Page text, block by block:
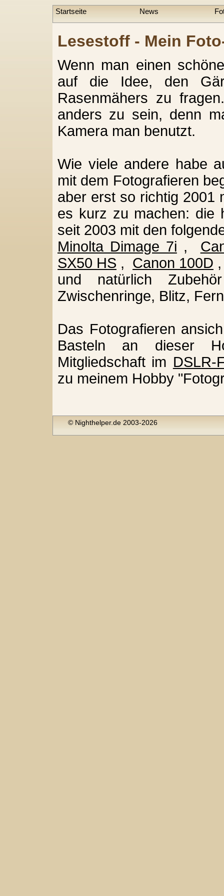
Startseite News
Lesestoff - Mein
Wenn man einen
auf die Idee, den
Rasenmähers zu
anders zu sein, denn
Kamera man benutzt.
Wie viele andere habe
mit dem Fotografieren
aber erst so richtig 2001
es kurz zu machen: die
seit 2003 mit den
Minolta Dimage 7i ,
SX50 HS , Canon 100D
und natürlich
Zwischenringe, Blitz,
Das Fotografieren
Basteln an dieser
Mitgliedschaft im DSLR-
zu meinem Hobby
© Nighthelper.de 2003-2026